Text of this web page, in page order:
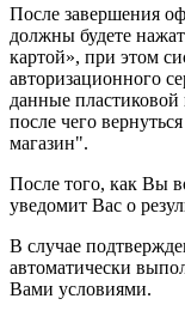
После завершения
должны будете
картой», при этом
авторизационного
данные
после чего
магазин".
После того, как Вы
уведомит Вас о
В случае
автоматически
Вами условиями.